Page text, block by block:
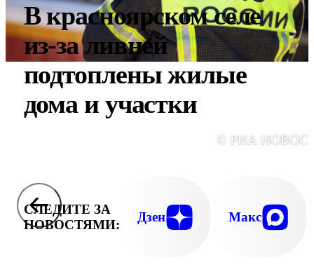
В красноярском селе
из-за ливней
подтоплены жилые
дома и участки
© РИА
СЛЕДИТЕ ЗА
НОВОСТЯМИ:
Дзен Макс